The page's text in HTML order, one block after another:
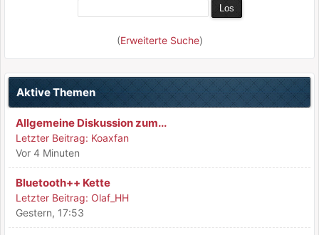
(Erweiterte Suche)
Aktive Themen
Allgemeine Diskussion zum...
Letzter Beitrag: Koaxfan
Vor 4 Minuten
Bluetooth++ Kette
Letzter Beitrag: Olaf_HH
Gestern, 17:53